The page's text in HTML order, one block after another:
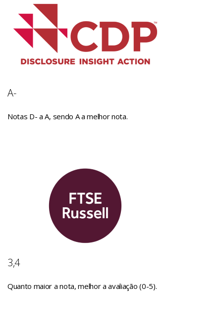
A-
Notas D- a A, sendo A a melhor nota.
3,4
Quanto maior a nota, melhor a avaliação (0-5).